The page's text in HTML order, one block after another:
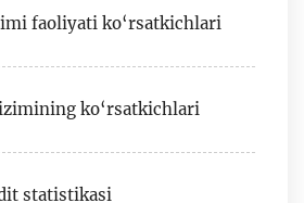
faoliyati ko‘rsatkichlari
ko‘rsatkichlari
statistikasi